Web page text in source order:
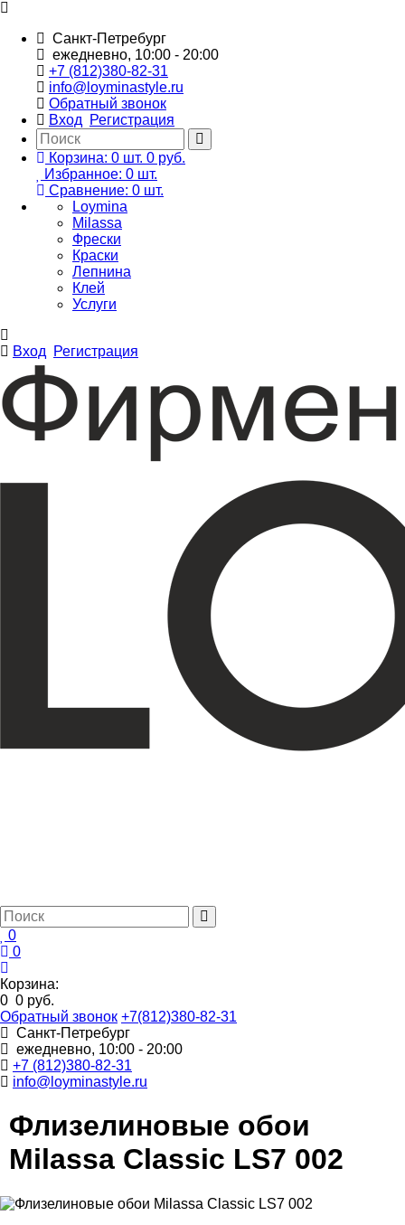
Санкт-Петребург
ежедневно, 10:00 - 20:00
+7 (812)380-82-31
info@loyminastyle.ru
Обратный звонок
Вход
Регистрация
Корзина: 0 шт. 0 руб.
Избранное: 0 шт.
Сравнение: 0 шт.
Loymina
Milassa
Фрески
Краски
Лепнина
Клей
Услуги
Вход Регистрация
0
0
Корзина:
0 0 руб.
Обратный звонок +7(812)380-82-31
Санкт-Петребург
ежедневно, 10:00 - 20:00
+7 (812)380-82-31
info@loyminastyle.ru
Флизелиновые обои
Milassa Classic LS7 002